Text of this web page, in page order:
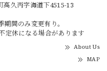
高久丙字海道下4515-13
間のみ変更有り。
定休になる場合があります
About Us
MAP